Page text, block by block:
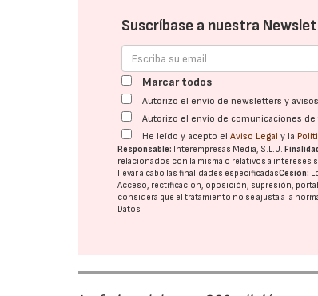
Suscríbase a nuestra
Marcar todos
Autorizo el envío de newsletters y
Autorizo el envío de comunicaciones
He leído y acepto elAviso Legal y la
Responsable: Interempresas Media, S.L.U.
relacionados con la misma o relativos a intereses
llevar a cabo las finalidades especificadasCesión:
Acceso, rectificación, oposición, supresión,
considera que el tratamiento no se ajusta a la
Datos